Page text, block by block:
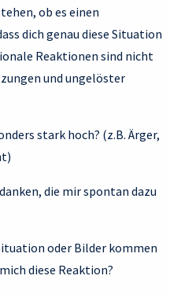
ob es einen
dich genau diese Situation
Reaktionen sind nicht
und ungelöster
stark hoch? (z.B. Ärger,
die mir spontan dazu
oder Bilder kommen
diese Reaktion?